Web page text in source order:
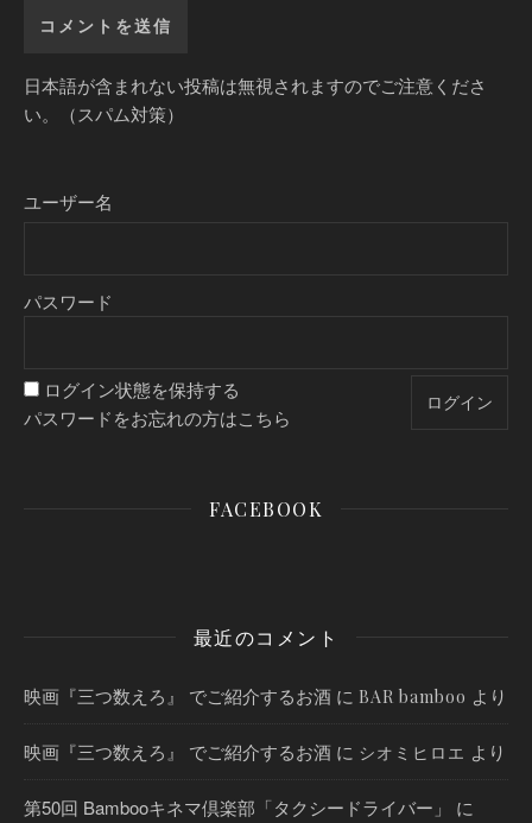
日本語が含まれない投稿は無視されますのでご注意くださ
い。（スパム対策）
ユーザー名
パスワード
ログイン状態を保持する
パスワードをお忘れの方はこちら
FACEBOOK
最近のコメント
映画『三つ数えろ』 でご紹介するお酒 に BAR bamboo より
映画『三つ数えろ』 でご紹介するお酒 に シオミヒロエ より
第50回 Bambooキネマ倶楽部「タクシードライバー」 に